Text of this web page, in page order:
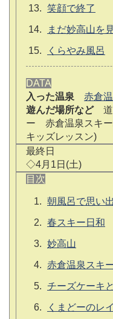
笑顔で終了
まだ妙高山を
くらやみ風呂
DATA
入った温泉
赤倉
遊んだ場所など道
ー 赤倉温泉スキー
キッズレッスン)
最終日
◇4月1日(土)
目次
朝風呂で思い
春スキー日和
妙高山
赤倉温泉スキ
チーズケーキ
くまどーのレ